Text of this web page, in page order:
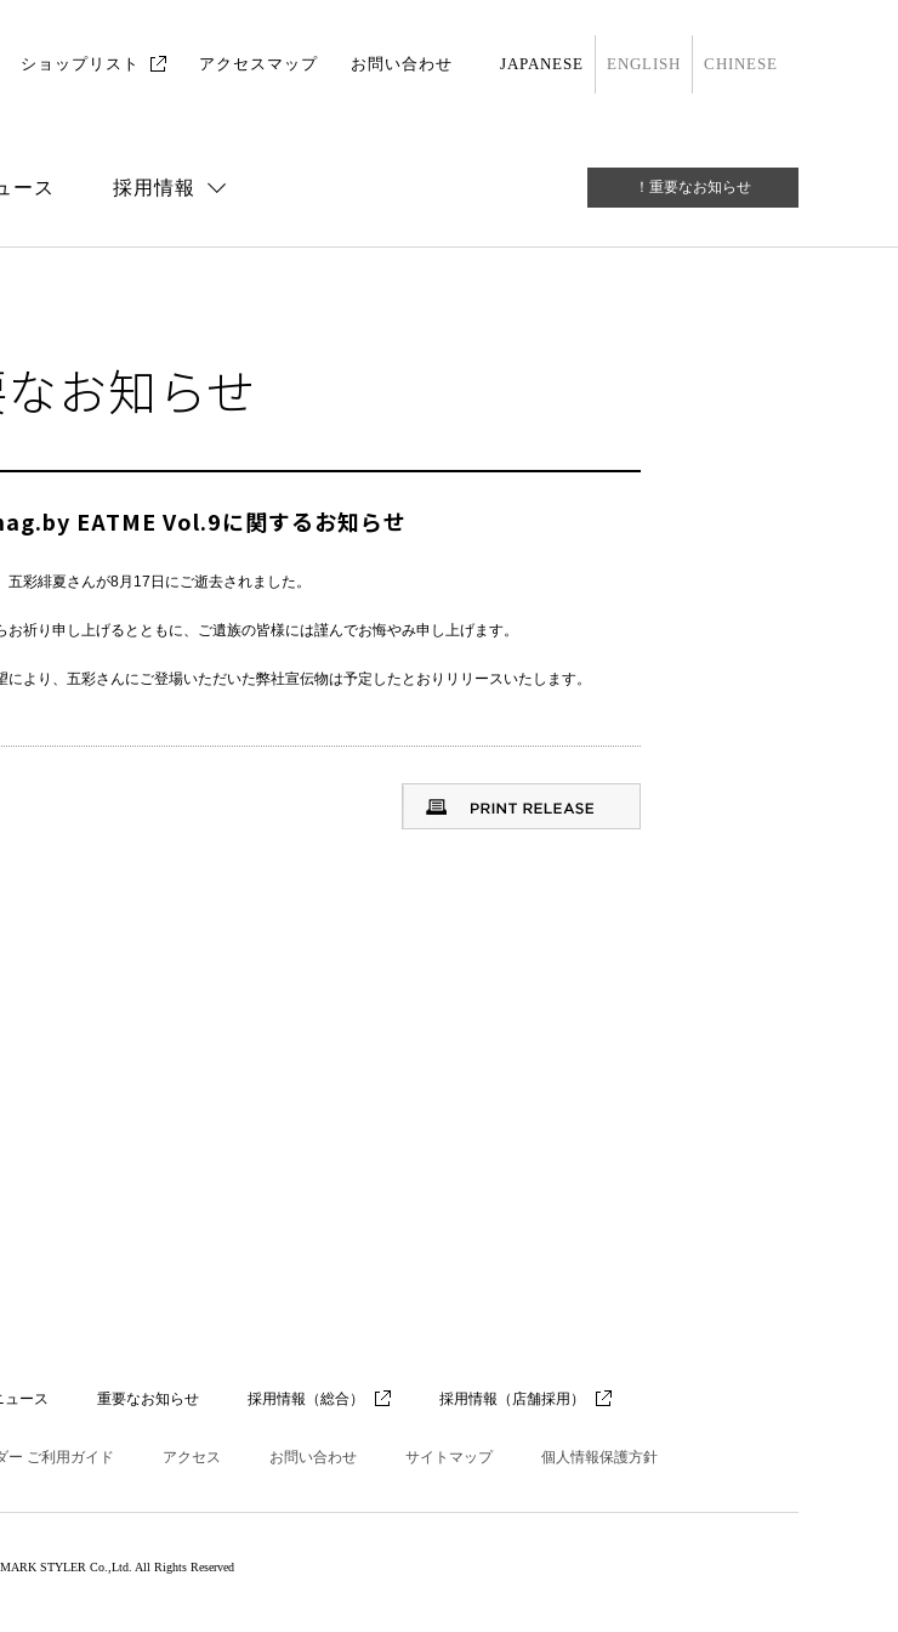
ショップリスト アクセスマップ お問い合わせ JAPANESE ENGLISH CHINESE
ース 採用情報 ！重要なお知らせ
お知らせ
EATME Vol.9に関するお知らせ
五彩緋夏さんが8月17日にご逝去されました。
祈り申し上げるとともに、 ご遺族の皆様には謹んでお悔やみ申し上げます。
より、 五彩さんにご登場いただいた弊社宣伝物は予定したとおりリリースいたします。
ュース 重要なお知らせ 採用情報（総合） 採用情報（店舗採用）
ー ご利用ガイド アクセス お問い合わせ サイトマップ 個人情報保護方針
STYLER Co.,Ltd. All Rights Reserved